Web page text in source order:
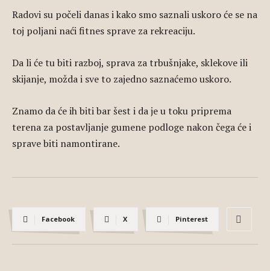
Radovi su počeli danas i kako smo saznali uskoro će se na
toj poljani naći fitnes sprave za rekreaciju.
Da li će tu biti razboj, sprava za trbušnjake, sklekove ili
skijanje, možda i sve to zajedno saznaćemo uskoro.
Znamo da će ih biti bar šest i da je u toku priprema
terena za postavljanje gumene podloge nakon čega će i
sprave biti namontirane.
Facebook X Pinterest